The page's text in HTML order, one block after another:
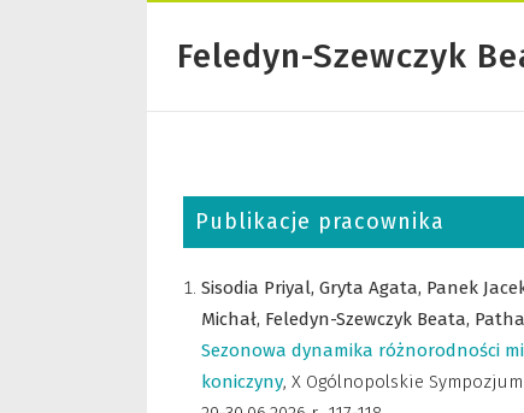
Feledyn-Szewczyk
Publikacje pracownika
Sisodia Priyal, Gryta Agata, Panek
Michał, Feledyn-Szewczyk Beata,
Sezonowa dynamika różnorodności
koniczyny, X Ogólnopolskie